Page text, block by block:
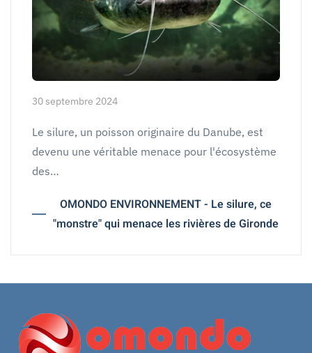
30 septembre 2024
Le silure, un poisson originaire du Danube, est
devenu une véritable menace pour l'écosystème
des…
OMONDO ENVIRONNEMENT - Le silure, ce
"monstre" qui menace les rivières de Gironde